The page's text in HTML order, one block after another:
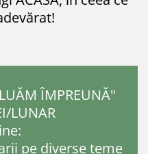
ÎMPREUNĂ"
LUNAR
pe diverse teme